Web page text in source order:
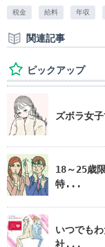
税金 給料 年収
関連記事
ピックアップ
ズボラ女
18～25歳
特...
いつでも
社...